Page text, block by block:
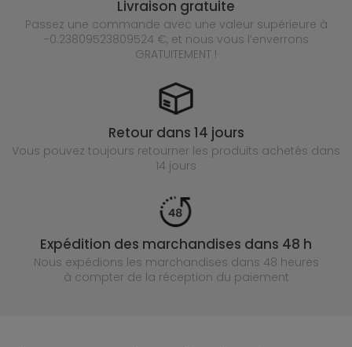
Livraison gratuite
Passez une commande avec une valeur supérieure à
-0.23809523809524 €, et nous vous l’enverrons
GRATUITEMENT !
Retour dans 14 jours
Vous pouvez toujours retourner les produits achetés dans
14 jours
Expédition des marchandises dans 48 h
Nous expédions les marchandises dans 48 heures
à compter de la réception du paiement